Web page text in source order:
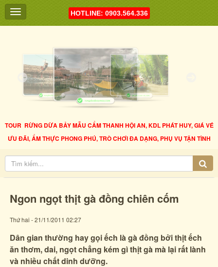
HOTLINE: 0903.564.336
TOUR RỪNG DỪA BẢY MẪU CẨM THANH HỘI AN, KDL PHÁT HUY, GIÁ VÉ
ƯU ĐÃI, ẨM THỰC PHONG PHÚ, TRÒ CHƠI ĐA DẠNG, PHỤ VỤ TẬN TÌNH
Ngon ngọt thịt gà đồng chiên cốm
Thứ hai - 21/11/2011 02:27
Dân gian thường hay gọi ếch là gà đồng bởi thịt ếch
ăn thơm, dai, ngọt chẳng kém gì thịt gà mà lại rất lành
và nhiều chất dinh dưỡng.